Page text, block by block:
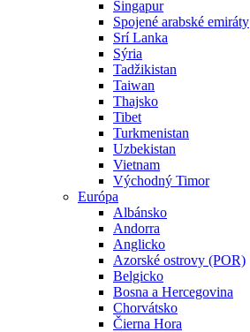
Singapur
Spojené arabské emiráty
Srí Lanka
Sýria
Tadžikistan
Taiwan
Thajsko
Tibet
Turkmenistan
Uzbekistan
Vietnam
Východný Timor
Európa
Albánsko
Andorra
Anglicko
Azorské ostrovy (POR)
Belgicko
Bosna a Hercegovina
Chorvátsko
Čierna Hora